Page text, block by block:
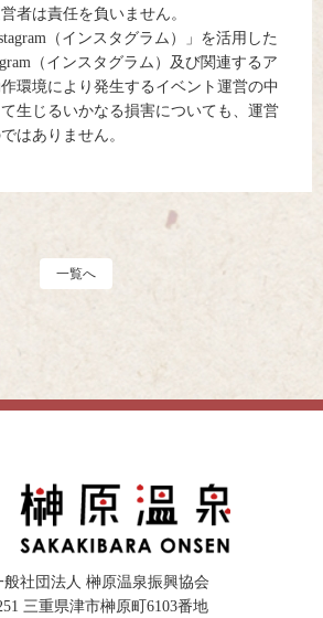
者は責任を負いません。
（インスタグラム）」を活用した
（インスタグラム）及び関連するア
環境により発生するイベント運営の中
生じるいかなる損害についても、運営
はありません。
一覧へ
般社団法人 榊原温泉振興協会
三重県津市榊原町6103番地